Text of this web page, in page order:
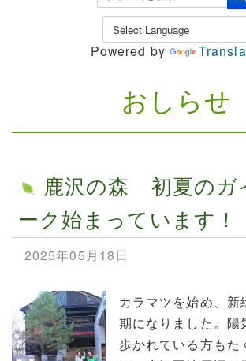
索
.
Powered by
おしらせ
鹿沢の森 初夏のガ
ーク始まっています！
2025年05月18日
カラマツを始め、新
期になりました。陽
歩かれている方もた